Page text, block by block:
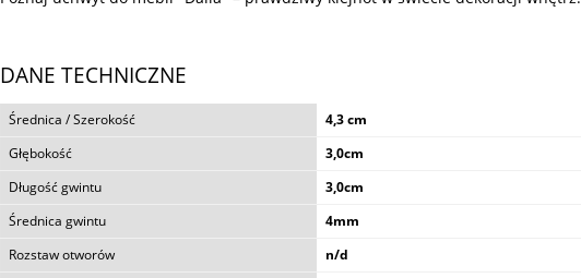
DANE TECHNICZNE
Średnica / Szerokość
4,3 cm
Głębokość
3,0cm
Długość gwintu
3,0cm
Średnica gwintu
4mm
Rozstaw otworów
n/d